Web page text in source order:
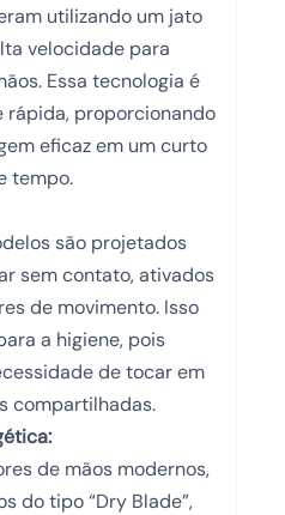
utilizando um jato
velocidade para
Essa tecnologia é
rápida, proporcionando
eficaz em um curto
tempo.
são projetados
sem contato, ativados
de movimento. Isso
a higiene, pois
de tocar em
compartilhadas.
de mãos modernos,
do tipo “Dry Blade”,